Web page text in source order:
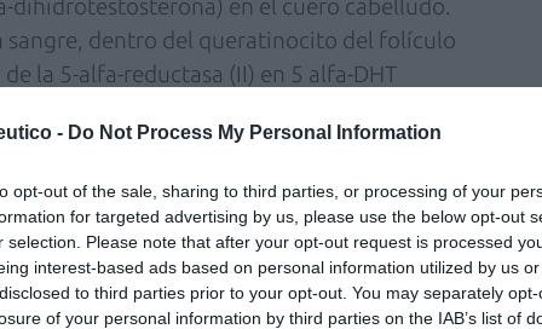
- Do Not Process My Personal Information
opt-out of the sale, sharing to third parties, or processing of your
for targeted advertising by us, please use the below opt-out
selection. Please note that after your opt-out request is processed
interest-based ads based on personal information utilized by us
to third parties prior to your opt-out. You may separately
of your personal information by third parties on the IAB’s list of
dihidrotestosterona) en el cuero cabelludo.
sangre, dentro del queratinocito del folículo
la 5-alfa-reductasa (II) en 5 alfa-DHT
que disminuye la síntesis proteica y,
anágenos (crecimiento) del cabello: el
más fino. Paralelamente, se origina un
la síntesis de colágeno por parte del
esclerosis alrededor del folículo que
de la papila dérmica hacia
Así, se reduce el tamaño del nuevo folículo